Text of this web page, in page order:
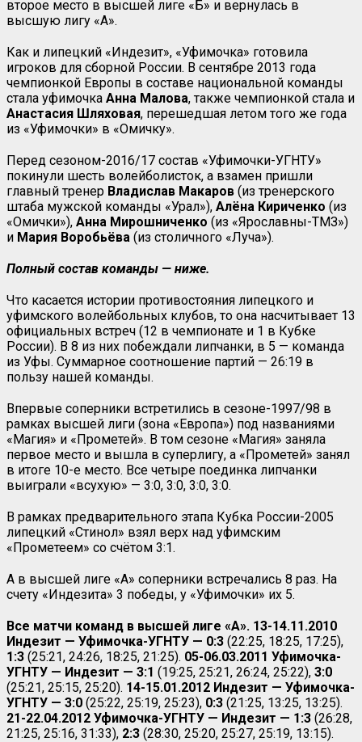
второе место в высшей лиге «Б» и вернулась в
высшую лигу «А».
Как и липецкий «Индезит», «Уфимочка» готовила
игроков для сборной России. В сентябре 2013 года
чемпионкой Европы в составе национальной команды
стала уфимочка Анна Малова, также чемпионкой стала и
Анастасия Шляховая, перешедшая летом того же года
из «Уфимочки» в «Омичку».
Перед сезоном-2016/17 состав «Уфимочки-УГНТУ»
покинули шесть волейболисток, а взамен пришли
главный тренер Владислав Макаров (из тренерского
штаба мужской команды «Урал»), Алёна Кириченко (из
«Омички»), Анна Мирошниченко (из «Ярославны-ТМЗ»)
и Мария Воробьёва (из столичного «Луча»).
Полный состав команды — ниже.
Что касается истории противостояния липецкого и
уфимского волейбольных клубов, то она насчитывает 13
официальных встреч (12 в чемпионате и 1 в Кубке
России). В 8 из них побеждали липчанки, в 5 — команда
из Уфы. Суммарное соотношение партий — 26:19 в
пользу нашей команды.
Впервые соперники встретились в сезоне-1997/98 в
рамках высшей лиги (зона «Европа») под названиями
«Магия» и «Прометей». В том сезоне «Магия» заняла
первое место и вышла в суперлигу, а «Прометей» занял
в итоге 10-е место. Все четыре поединка липчанки
выиграли «всухую» — 3:0, 3:0, 3:0, 3:0.
В рамках предварительного этапа Кубка России-2005
липецкий «Стинол» взял верх над уфимским
«Прометеем» со счётом 3:1.
А в высшей лиге «А» соперники встречались 8 раз. На
счету «Индезита» 3 победы, у «Уфимочки» их 5.
Все матчи команд в высшей лиге «А». 13-14.11.2010
Индезит — Уфимочка-УГНТУ — 0:3 (22:25, 18:25, 17:25),
1:3 (25:21, 24:26, 18:25, 21:25). 05-06.03.2011 Уфимочка-
УГНТУ — Индезит — 3:1 (19:25, 25:21, 26:24, 25:22), 3:0
(25:21, 25:15, 25:20). 14-15.01.2012 Индезит — Уфимочка-
УГНТУ — 3:0 (25:22, 25:19, 25:23), 0:3 (21:25, 13:25, 13:25).
21-22.04.2012 Уфимочка-УГНТУ — Индезит — 1:3 (26:28,
21:25, 25:16, 31:33), 2:3 (28:30, 25:20, 25:27, 25:19, 13:15).